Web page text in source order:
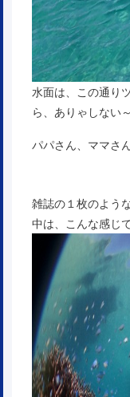
水面は、この通り
ら、ありゃしない
パパさん、ママさ
雑誌の１枚のよう
中は、こんな感じ